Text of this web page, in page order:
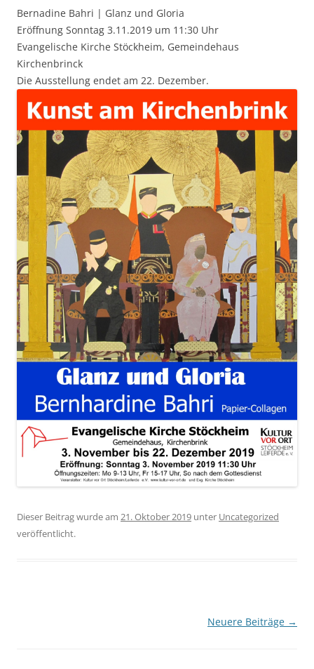
Bernadine Bahri | Glanz und Gloria
Eröffnung Sonntag 3.11.2019 um 11:30 Uhr
Evangelische Kirche Stöckheim, Gemeindehaus
Kirchenbrinck
Die Ausstellung endet am 22. Dezember.
Dieser Beitrag wurde am 21. Oktober 2019 unter Uncategorized
veröffentlicht.
Neuere Beiträge →